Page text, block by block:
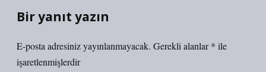
Bir yanıt yazın
E-posta adresiniz yayınlanmayacak. Gerekli alanlar* ile
işaretlenmişlerdir